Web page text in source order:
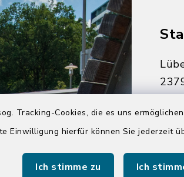
Tracking-Cookies, die es uns
Einwilligung hierfür können Sie jederzeit
Ich stimme zu Ich